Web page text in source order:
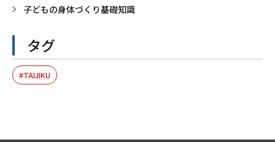
子どもの身体づくり基礎知識
タグ
TAIJIKU